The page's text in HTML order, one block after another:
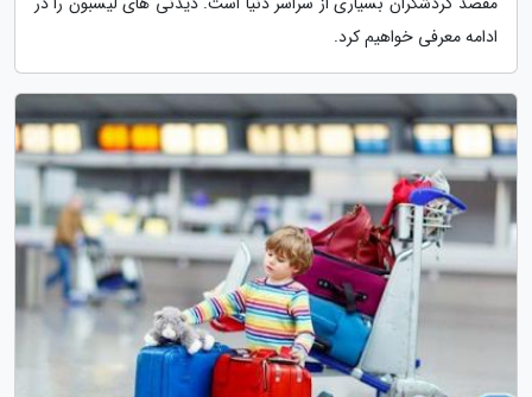
ادامه معرفی خواهیم کرد.